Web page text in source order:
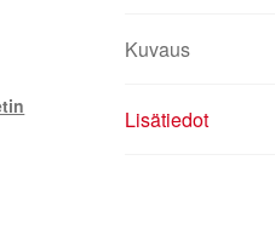
Kuvaus
Lisätiedot